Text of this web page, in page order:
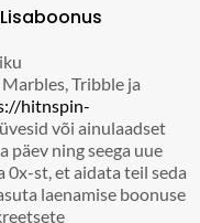
Tribble ja
hitnspin-
või ainulaadset
päev ning seega uue
st, et aidata teil seda
laenamise boonuse